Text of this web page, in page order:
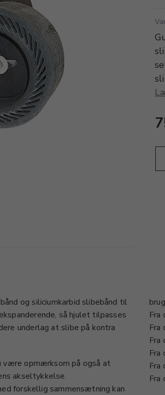
og siliciumkarbid slibebånd til
så hjulet tilpasses
underlag at slibe på kontra
være opmærksom på også at
akseltykkelse.
forskellig sammensætning kan
Fra
Fra
Fra
Fra
Fra
Fra